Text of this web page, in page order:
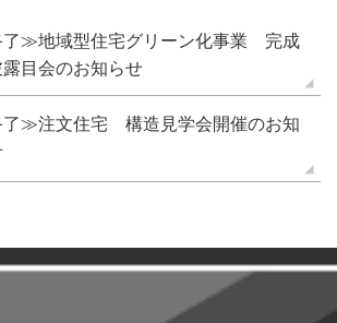
≫地域型住宅グリーン化事業 完成
露目会のお知らせ
≫注文住宅 構造見学会開催のお知